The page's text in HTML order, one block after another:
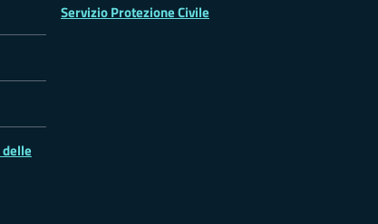
Servizio Protezione Civile